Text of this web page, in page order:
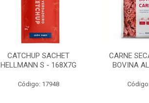
CATCHUP SACHET
HELLMANN S - 168X7G
Código: 17948
CARNE
BOVINA